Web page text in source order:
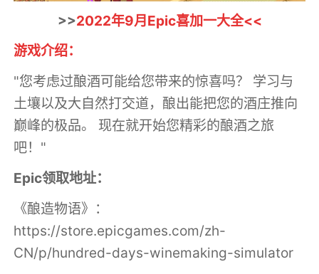
>>2022年9月Epic喜加一大全<<
游戏介绍：
"您考虑过酿酒可能给您带来的惊喜吗？ 学习与
土壤以及大自然打交道，酿出能把您的酒庄推向
巅峰的极品。 现在就开始您精彩的酿酒之旅
吧！"
Epic领取地址：
《酿造物语》：
https://store.epicgames.com/zh-
CN/p/hundred-days-winemaking-simulator